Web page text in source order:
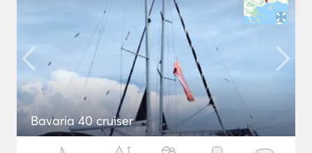
Bavaria 40 cruiser